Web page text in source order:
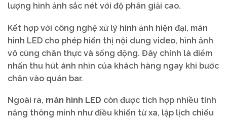
lượng hình ảnh sắc nét với độ phân giải cao.
Kết hợp với công nghệ xử lý hình ảnh hiện đại, màn
hình LED cho phép hiển thị nội dung video, hình ảnh
vô cùng chân thực và sống động. Đây chính là điểm
nhấn thu hút ánh nhìn của khách hàng ngay khi bước
chân vào quán bar.
Ngoài ra, màn hình LED còn được tích hợp nhiều tính
năng thông minh như điều khiển từ xa, lập lịch chiếu